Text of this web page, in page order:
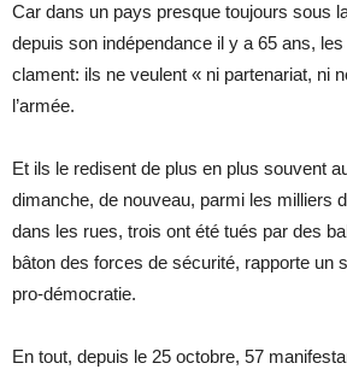
Car dans un pays presque toujours sous
depuis son indépendance il y a 65 ans,
clament: ils ne veulent « ni partenariat, ni
l’armée.
Et ils le redisent de plus en plus souvent
dimanche, de nouveau, parmi les milliers
dans les rues, trois ont été tués par des
bâton des forces de sécurité, rapporte un
pro-démocratie.
En tout, depuis le 25 octobre, 57